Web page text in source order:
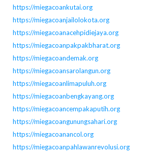
https://miegacoankutai.org
https://miegacoanjailolokota.org
https://miegacoanacehpidiejaya.org
https://miegacoanpakpakbharat.org
https://miegacoandemak.org
https://miegacoansarolangun.org
https://miegacoanlimapuluh.org
https://miegacoanbengkayang.org
https://miegacoancempakaputih.org
https://miegacoangunungsahari.org
https://miegacoanancol.org
https://miegacoanpahlawanrevolusi.org